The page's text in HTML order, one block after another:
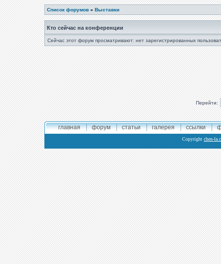
Список форумов » Выставки
Кто сейчас на конференции
Сейчас этот форум просматривают: нет зарегистрированных
Перейти:
главная форум статьи галерея ссылки
Copyright chen-